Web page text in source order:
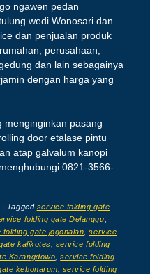
ngawen pedan
wedi Wonosari dan
dan penjualan produk
perusahaan,
dan lain sebagainya
dengan harga yang
menginginkan pasang
door etalase pintu
atap galvalum kanopi
0821-3566-
| Tagged service folding gate
folding gate Delanggu
folding gate jogonalan ,service
kalikotes
service folding
Karangdowo ,service folding
kebonarum
service folding